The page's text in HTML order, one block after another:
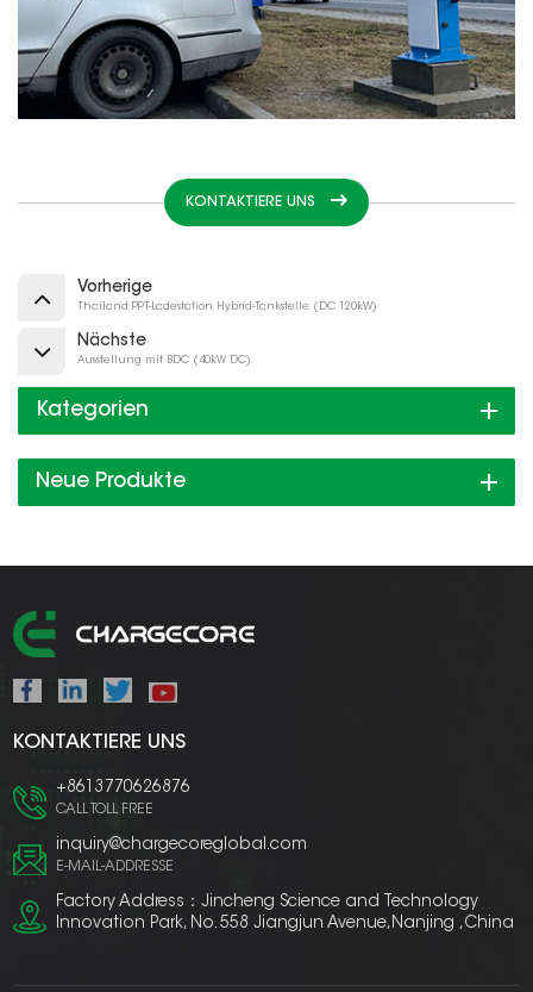
KONTAKTIERE UNS
Vorherige
Thailand PPT-Ladestation Hybrid-Tankstelle (DC 120kW)
Nächste
Ausstellung mit BDC (40kW DC)
Kategorien
Neue Produkte
KONTAKTIERE UNS
+8613770626876
CALL TOLL FREE
inquiry@chargecoreglobal.com
E-MAIL-ADDRESSE
Factory Address：Jincheng Science and Technology
Innovation Park, No. 558 Jiangjun Avenue,Nanjing ,China